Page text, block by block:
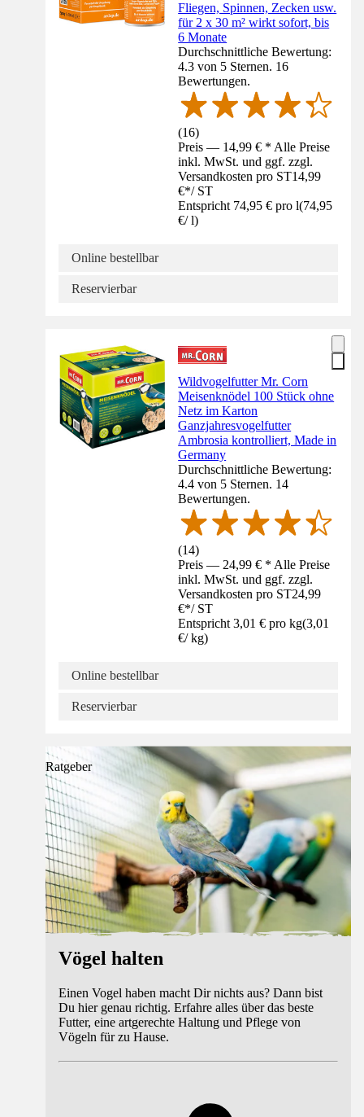
Fliegen, Spinnen, Zecken usw.
für 2 x 30 m² wirkt sofort, bis
6 Monate
Durchschnittliche Bewertung:
4.3 von 5 Sternen. 16
Bewertungen.
(16)
Preis — 14,99 € * Alle Preise
inkl. MwSt. und ggf. zzgl.
Versandkosten pro ST14,99
€*/ ST
Entspricht 74,95 € pro l(74,95
€/ l)
Online bestellbar
Reservierbar
Wildvogelfutter Mr. Corn
Meisenknödel 100 Stück ohne
Netz im Karton
Ganzjahresvogelfutter
Ambrosia kontrolliert, Made in
Germany
Durchschnittliche Bewertung:
4.4 von 5 Sternen. 14
Bewertungen.
(14)
Preis — 24,99 € * Alle Preise
inkl. MwSt. und ggf. zzgl.
Versandkosten pro ST24,99
€*/ ST
Entspricht 3,01 € pro kg(3,01
€/ kg)
Online bestellbar
Reservierbar
Ratgeber
Vögel halten
Einen Vogel haben macht Dir nichts aus? Dann bist
Du hier genau richtig. Erfahre alles über das beste
Futter, eine artgerechte Haltung und Pflege von
Vögeln für zu Hause.